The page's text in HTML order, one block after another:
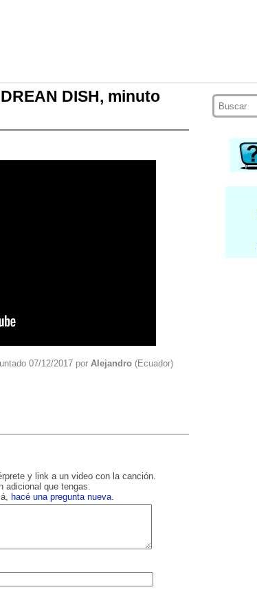
DISH, minuto
07/12/2017 por Alejandro(Ecuador)
y link a un video con la canción.
adicional que tengas.
hacé una pregunta nueva.